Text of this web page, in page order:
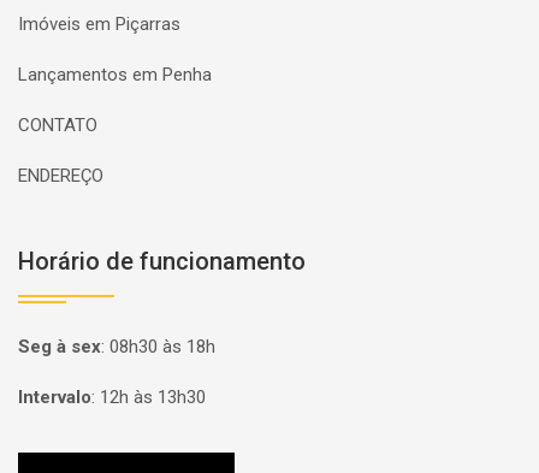
Imóveis em Piçarras
Lançamentos em Penha
CONTATO
ENDEREÇO
Horário de funcionamento
Seg à sex: 08h30 às 18h
Intervalo: 12h às 13h30